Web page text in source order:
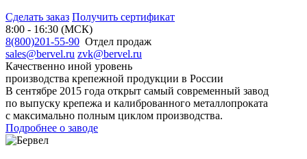
Сделать заказ Получить сертификат
8:00 - 16:30 (МСК)
8(800)201-55-90 Отдел продаж
sales@bervel.ru zvk@bervel.ru
Качественно иной уровень
производства крепежной продукции в России
В сентябре 2015 года открыт самый современный завод
по выпуску крепежа и калиброванного металлопроката
с максимально полным циклом производства.
Подробнее о заводе